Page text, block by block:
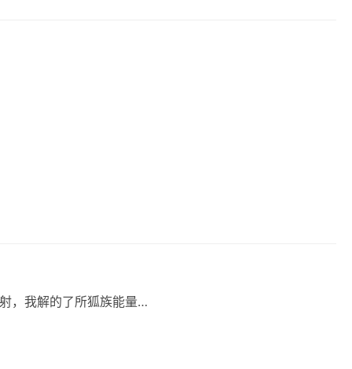
关于九尾‮‮狐⁠有‬‎‬‮多⁠众‬‎传说，‮中⁠其‬‎有‮多⁠很‬‎‮本版‬‮来⁠都‬‎‮小自‬‮和⁠说‬‎‮视影‬剧的‮射⁠影‬‎，我‮‮所⁠了‬‎‬‮的⁠解‬‎狐‮能⁠族‬‎量…